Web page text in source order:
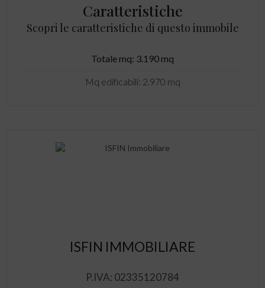
Caratteristiche
Scopri le caratteristiche di questo immobile
Totale mq: 3.190 mq
Mq edificabili: 2.970 mq
ISFIN IMMOBILIARE
P.IVA: 02335120784